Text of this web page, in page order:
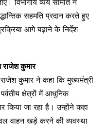
सहमति प्रदान करते हुए
आगे बढ़ाने के निर्देश
राजेश कुमार
कुमार ने कहा कि मुख्यमंत्री
क्षेत्रों में आधुनिक
किया जा रहा है। उन्होंने कहा
वाहन खड़े करने की व्यवस्था